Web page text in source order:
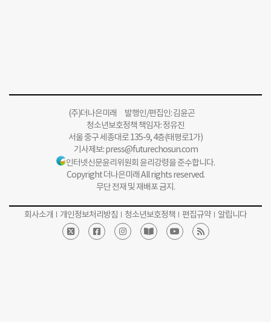
(주)더나은미래 발행인/편집인: 김윤곤
청소년보호정책 책임자: 정유진
서울 중구 세종대로 135-9, 4층(태평로1가)
기사제보:press@futurechosun.com
인터넷신문윤리위원회 윤리강령을 준수합니다.
Copyright 더나은미래 All rights reserved.
무단 전재 및 재배포 금지.
회사소개 개인정보처리방침 청소년보호정책 편집규약 알립니다